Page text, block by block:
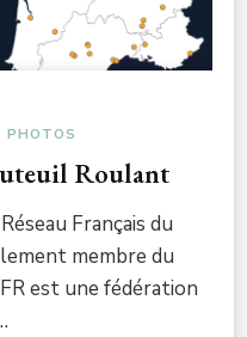
PHOTOS
Roulant
Français du
membre du
est une fédération